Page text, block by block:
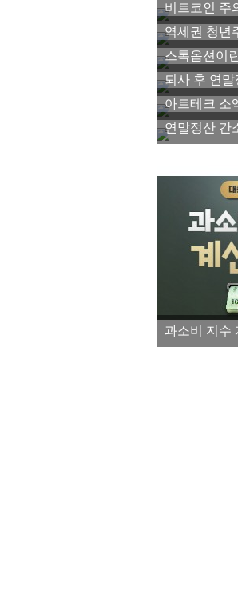
비트코인 주
역세권 청년
연말정산 간